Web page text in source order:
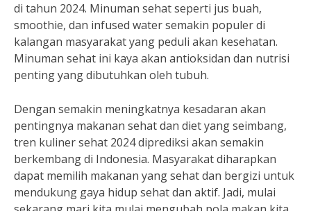
di tahun 2024. Minuman sehat seperti jus buah,
smoothie, dan infused water semakin populer di
kalangan masyarakat yang peduli akan kesehatan.
Minuman sehat ini kaya akan antioksidan dan nutrisi
penting yang dibutuhkan oleh tubuh.
Dengan semakin meningkatnya kesadaran akan
pentingnya makanan sehat dan diet yang seimbang,
tren kuliner sehat 2024 diprediksi akan semakin
berkembang di Indonesia. Masyarakat diharapkan
dapat memilih makanan yang sehat dan bergizi untuk
mendukung gaya hidup sehat dan aktif. Jadi, mulai